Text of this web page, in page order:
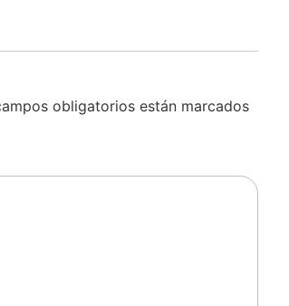
obligatorios están marcados